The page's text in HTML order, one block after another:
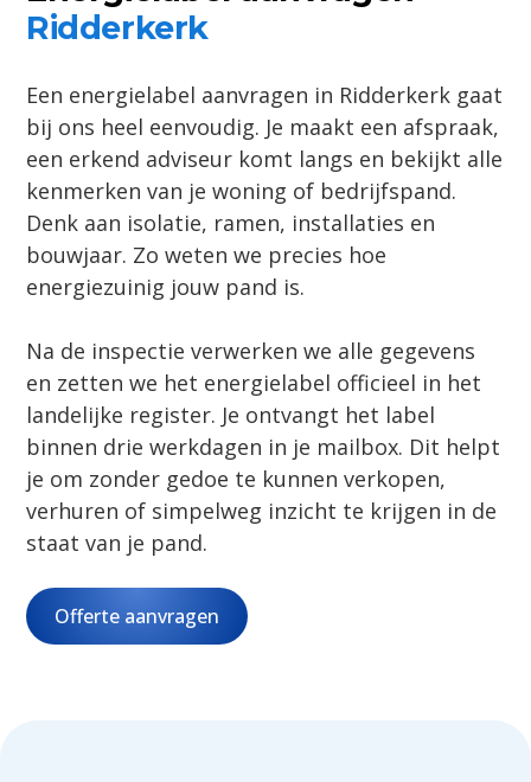
Ridderkerk
Een energielabel aanvragen in Ridderkerk gaat
bij ons heel eenvoudig. Je maakt een afspraak,
een erkend adviseur komt langs en bekijkt alle
kenmerken van je woning of bedrijfspand.
Denk aan isolatie, ramen, installaties en
bouwjaar. Zo weten we precies hoe
energiezuinig jouw pand is.
Na de inspectie verwerken we alle gegevens
en zetten we het energielabel officieel in het
landelijke register. Je ontvangt het label
binnen drie werkdagen in je mailbox. Dit helpt
je om zonder gedoe te kunnen verkopen,
verhuren of simpelweg inzicht te krijgen in de
staat van je pand.
Offerte aanvragen